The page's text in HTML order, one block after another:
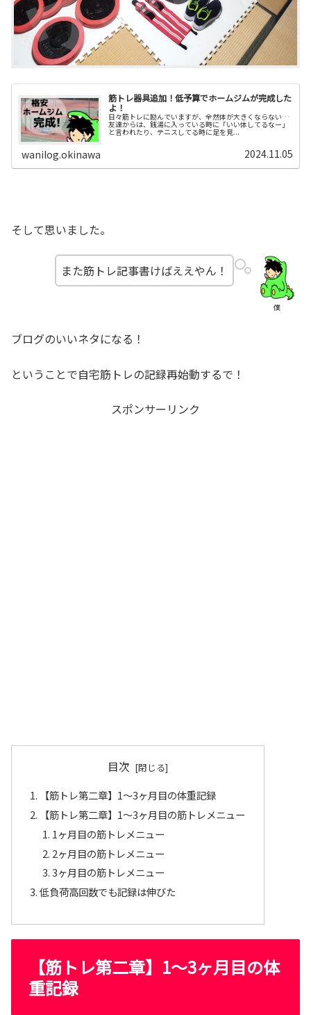
筋トレ器具追加！低予算でホームジムが完成した
よ！
日々筋トレに励んでいますが、全然体が大きくならない…
友達からは、銭湯に入っている時に「いい体してるなー」
と言われたり、テニスしてる時に足を見...
wanilog.okinawa 2024.11.05
そして思いました。
僕
また筋トレ記事書けばええやん！
ブログのいいネタになる！
ということで自宅筋トレの記録再始動するで！
スポンサーリンク
目次
【筋トレ第二章】1～3ヶ月目の体重記録
【筋トレ第二章】1～3ヶ月目の筋トレメニュー
1ヶ月目の筋トレメニュー
2ヶ月目の筋トレメニュー
3ヶ月目の筋トレメニュー
低負荷高回数でも記録は伸びた
【筋トレ第二章】1～3ヶ月目の体
重記録